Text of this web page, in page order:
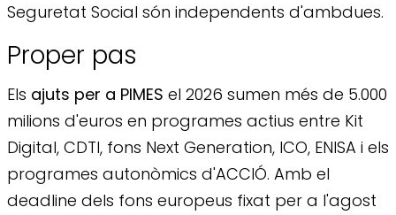
Seguretat Social són independents d'ambdues.
Proper pas
Els ajuts per a PIMES el 2026 sumen més de 5.000
milions d'euros en programes actius entre Kit
Digital, CDTI, fons Next Generation, ICO, ENISA i els
programes autonòmics d'ACCIÓ. Amb el
deadline dels fons europeus fixat per a l'agost